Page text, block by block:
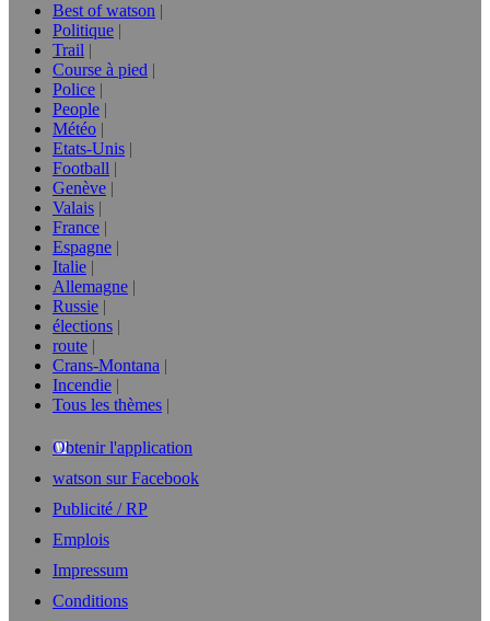
Best of watson
Politique
Trail
Course à pied
Police
People
Météo
Etats-Unis
Football
Genève
Valais
France
Espagne
Italie
Allemagne
Russie
élections
route
Crans-Montana
Incendie
Tous les thèmes
Obtenir l'application
watson sur Facebook
Publicité / RP
Emplois
Impressum
Conditions